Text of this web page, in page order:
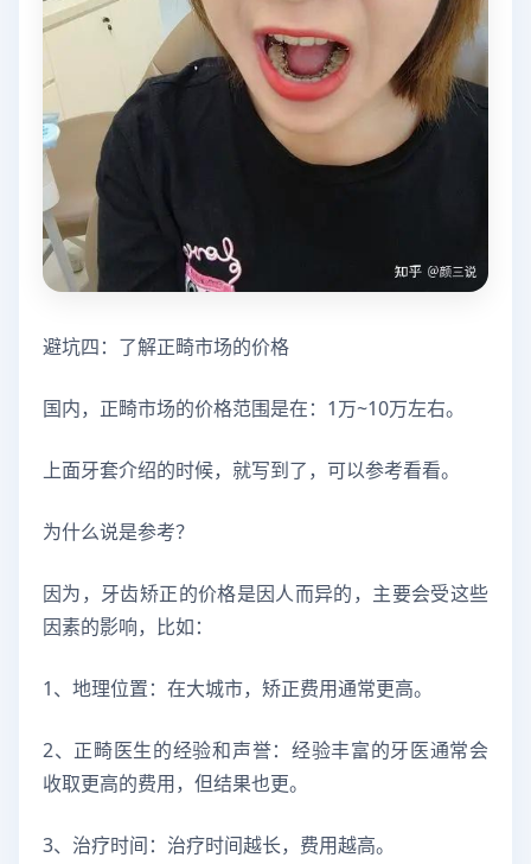
避坑四：了解正畸市场的价格
国内，正畸市场的价格范围是在：1万~10万左右。
上面牙套介绍的时候，就写到了，可以参考看看。
为什么说是参考？
因为，牙齿矫正的价格是因人而异的，主要会受这些
因素的影响，比如：
1、地理位置：在大城市，矫正费用通常更高。
2、正畸医生的经验和声誉：经验丰富的牙医通常会
收取更高的费用，但结果也更。
3、治疗时间：治疗时间越长，费用越高。